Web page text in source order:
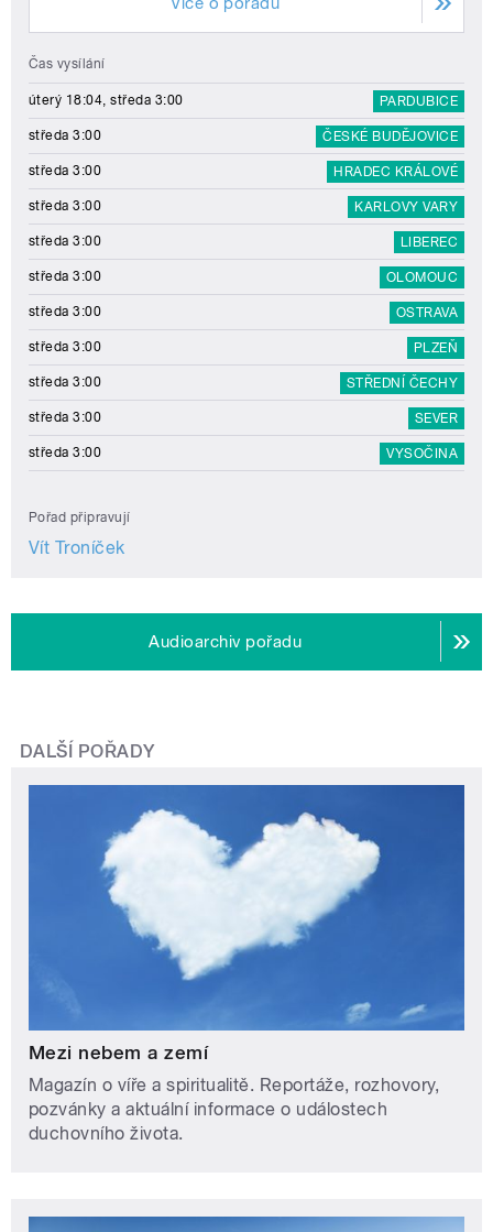
Čas vysílání
úterý 18:04, středa 3:00 PARDUBICE
středa 3:00 ČESKÉ BUDĚJOVICE
středa 3:00 HRADEC KRÁLOVÉ
středa 3:00 KARLOVY VARY
středa 3:00 LIBEREC
středa 3:00 OLOMOUC
středa 3:00 OSTRAVA
středa 3:00 PLZEŇ
středa 3:00 STŘEDNÍ ČECHY
středa 3:00 SEVER
středa 3:00 VYSOČINA
Pořad připravují
Vít Troníček
Audioarchiv pořadu
DALŠÍ POŘADY
Mezi nebem a zemí
Magazín o víře a spiritualitě. Reportáže, rozhovory,
pozvánky a aktuální informace o událostech
duchovního života.